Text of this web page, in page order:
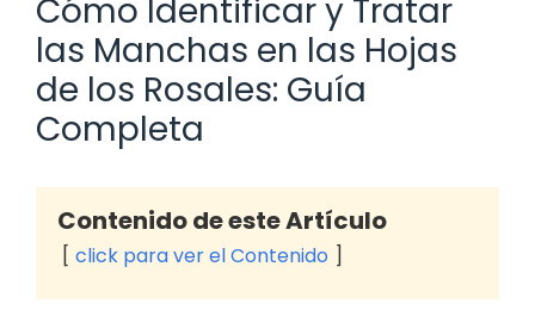
Cómo Identificar y Tratar
las Manchas en las Hojas
de los Rosales: Guía
Completa
Contenido de este Artículo
click para ver el Contenido